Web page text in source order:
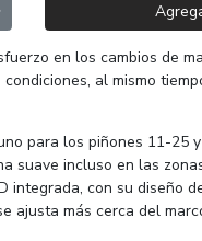
en los cambios de
al mismo
para los piñones 11-25
suave incluso en las
integrada, con su diseño
ajusta más cerca del